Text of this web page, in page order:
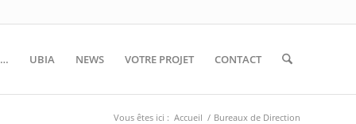
UBIA NEWS VOTRE PROJET CONTACT
Vous êtes ici : Accueil / Bureaux de Direction